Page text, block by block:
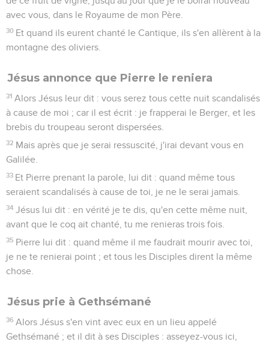
avec vous, dans le Royaume de mon Père.
30 Et quand ils eurent chanté le Cantique, ils s'en allèrent à la
montagne des oliviers.
Jésus annonce que Pierre le reniera
31 Alors Jésus leur dit : vous serez tous cette nuit scandalisés
à cause de moi ; car il est écrit : je frapperai le Berger, et les
brebis du troupeau seront dispersées.
32 Mais après que je serai ressuscité, j'irai devant vous en
Galilée.
33 Et Pierre prenant la parole, lui dit : quand même tous
seraient scandalisés à cause de toi, je ne le serai jamais.
34 Jésus lui dit : en vérité je te dis, qu'en cette même nuit,
avant que le coq ait chanté, tu me renieras trois fois.
35 Pierre lui dit : quand même il me faudrait mourir avec toi,
je ne te renierai point ; et tous les Disciples dirent la même
chose.
Jésus prie à Gethsémané
36 Alors Jésus s'en vint avec eux en un lieu appelé
Gethsémané ; et il dit à ses Disciples : asseyez-vous ici,